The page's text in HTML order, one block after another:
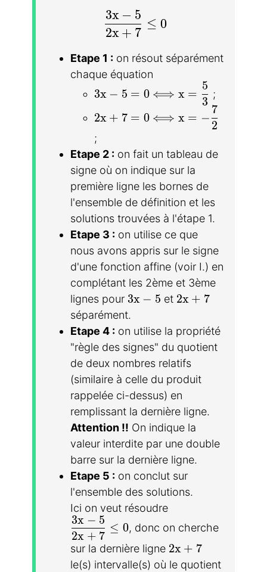
\dfrac{3x-5}{2x+7}\leq 0
2x + 7
3x − 5
≤ 0
Etape 1 : on résout séparément
chaque équation
3x-5=0\Longleftrightarrow
3x − 5 = 0 ⟺ x =
3
5
;
2x+7=0\Longleftrightarrow
2x + 7 = 0 ⟺ x = −
2
7
;
Etape 2 : on fait un tableau de
signe où on indique sur la
première ligne les bornes de
l'ensemble de définition et les
solutions trouvées à l'étape 1.
Etape 3 : on utilise ce que
nous avons appris sur le signe
d'une fonction affine (voir I.) en
complétant les 2ème et 3ème
lignes pour 3x-5
3x − 5 et 2x + 7
2x + 7
séparément.
Etape 4 : on utilise la propriété
"règle des signes" du quotient
de deux nombres relatifs
(similaire à celle du produit
rappelée ci-dessus) en
remplissant la dernière ligne.
Attention !! On indique la
valeur interdite par une double
barre sur la dernière ligne.
Etape 5 : on conclut sur
l'ensemble des solutions.
Ici on veut résoudre
\dfrac{3x-5}{2x+7}\leq 0
2x + 7
3x − 5
≤ 0, donc on cherche
sur la dernière ligne 2x + 7
2x + 7
le(s) intervalle(s) où le quotient